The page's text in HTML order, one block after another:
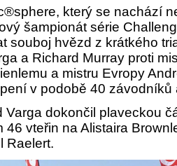
®sphere, který se nachází
šampionát série
souboj hvězd z krátkého
a Richard Murray proti
a mistru Evropy
v podobě 40 závodníků
Varga dokončil plaveckou
46 vteřin na Alistaira
Raelert.